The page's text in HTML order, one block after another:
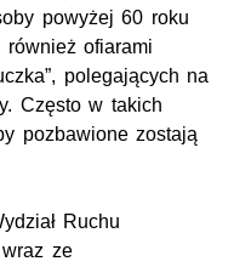
powyżej 60 roku
ofiarami
polegających na
Często w takich
pozbawione zostają
Ruchu
ze